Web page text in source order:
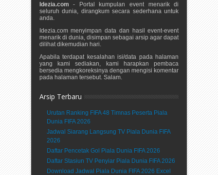
Idezia.com - Portal kumpulan event menarik di
seluruh dunia, dirangkum secara sederhana untuk
anda.
Idezia.com menyimpan data dan hasil event-event
menarik di dunia, disimpan sebagai arsip agar dapat
dilihat dikemudian hari.
Apabila terdapat kesalahan isi/data pada halaman
yang kami sediakan, kami harapkan pembaca
bersedia mengkoreksinya dengan mengisi komentar
pada halaman tersebut. Salam.
Arsip Terbaru
Urutan Ranking FIFA 48 Timnas Peserta Piala
Dunia FIFA 2026
Jadwal Siarang Langsung TV Piala Dunia FIFA
2026
Daftar Pencetak Gol Piala Dunia FIFA 2026
Daftar Stasiun TV Penyiar Piala Dunia FIFA 2026
Download Jadwal Piala Dunia FIFA 2026 Excel